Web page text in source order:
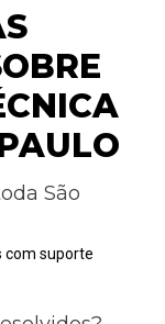
São
com suporte